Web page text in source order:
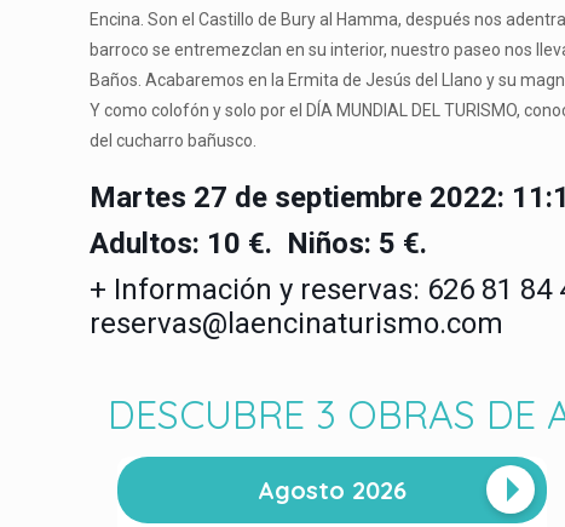
Encina. Son el Castillo de Bury al Hamma, después nos
barroco se entremezclan en su interior, nuestro paseo nos
Baños. Acabaremos en la Ermita de Jesús del Llano y su
Y como colofón y solo por el DÍA MUNDIAL DEL TURISMO,
del cucharro bañusco.
Martes 27 de septiembre 2022:
Adultos: 10 €. Niños: 5 €.
+ Información y reservas: 626 81 84
reservas@laencinaturismo.com